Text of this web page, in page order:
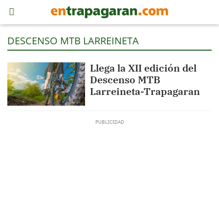
DESCENSO MTB LARREINETA
Llega la XII edición del
Descenso MTB
Larreineta-Trapagaran